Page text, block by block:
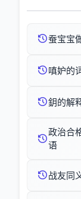
蚕宝宝
嗔妒的
鈅的解
政治合
语
战友同